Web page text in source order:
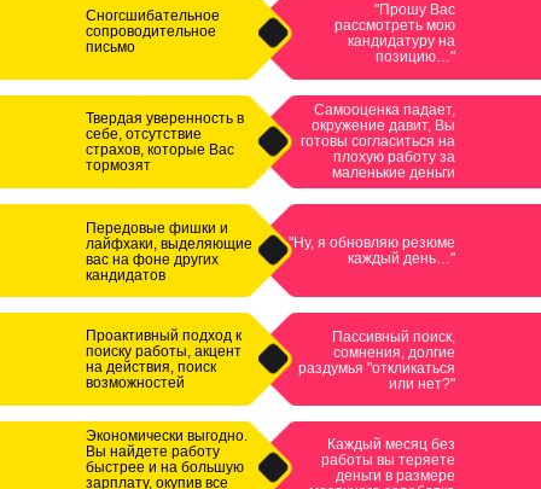
Сногсшибательное
сопроводительное
письмо
Твердая уверенность в
себе, отсутствие
страхов, которые Вас
тормозят
Передовые фишки и
лайфхаки, выделяющие
вас на фоне других
кандидатов
Проактивный подход к
поиску работы, акцент
на действия, поиск
возможностей
Экономически выгодно.
Вы найдете работу
быстрее и на большую
зарплату, окупив все
"Прошу Вас
рассмотреть мою
кандидатуру на
позицию…"
Самооценка падает,
окружение давит, Вы
готовы согласиться на
плохую работу за
маленькие деньги
"Ну, я обновляю резюме
каждый день…"
Пассивный поиск,
сомнения, долгие
раздумья "откликаться
или нет?"
Каждый месяц без
работы вы теряете
деньги в размере